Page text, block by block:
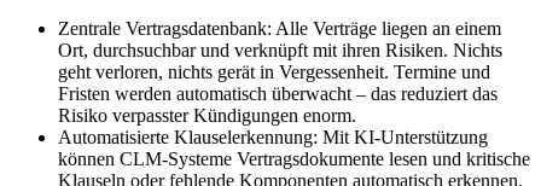
Zentrale Vertragsdatenbank: Alle Verträge liegen an einem
Ort, durchsuchbar und verknüpft mit ihren Risiken. Nichts
geht verloren, nichts gerät in Vergessenheit. Termine und
Fristen werden automatisch überwacht – das reduziert das
Risiko verpasster Kündigungen enorm.
Automatisierte Klauselerkennung: Mit KI-Unterstützung
können CLM-Systeme Vertragsdokumente lesen und kritische
Klauseln oder fehlende Komponenten automatisch erkennen.